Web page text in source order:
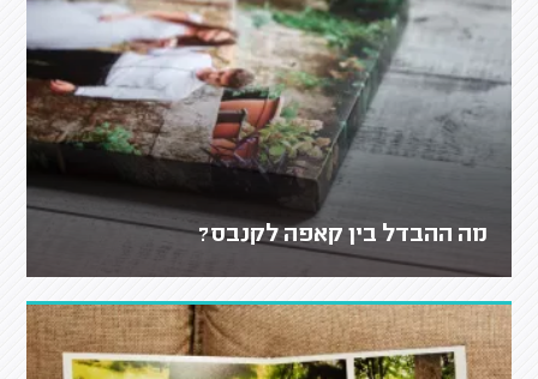
מה ההבדל בין קאפה לקנבס?